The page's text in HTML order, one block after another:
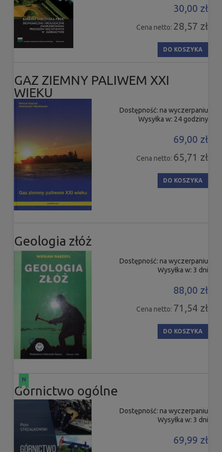
30,00 zł
Cena netto: 28,57 zł
DO KOSZYKA
GAZ ZIEMNY PALIWEM XXI
WIEKU
Dostępność: na wyczerpaniu
Wysyłka w: 24 godziny
69,00 zł
Cena netto: 65,71 zł
DO KOSZYKA
Geologia złóż
Dostępność: na wyczerpaniu
Wysyłka w: 3 dni
88,00 zł
Cena netto: 71,54 zł
DO KOSZYKA
Górnictwo ogólne
Dostępność: na wyczerpaniu
Wysyłka w: 3 dni
69,99 zł